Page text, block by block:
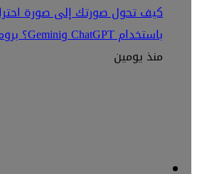
كيف تحول صورتك إلى صورة
باستخدام ChatGPT وGemini؟ برومبت مجاني
منذ يومين